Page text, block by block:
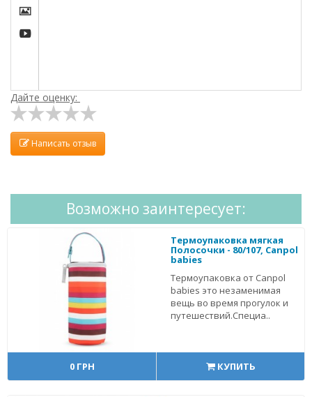


Дайте оценку:
Написать отзыв
Возможно заинтересует:
Термоупаковка мягкая
Полосочки - 80/107, Canpol
babies
Термоупаковка от Canpol
babies это незаменимая
вещь во время прогулок и
путешествий.Специа..
0 ГРН КУПИТЬ